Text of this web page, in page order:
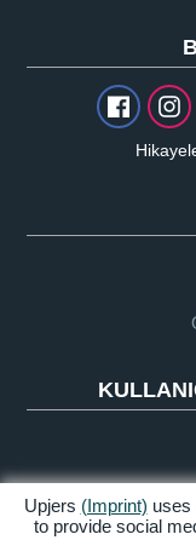
Upjers (Imprint) uses
to provide social